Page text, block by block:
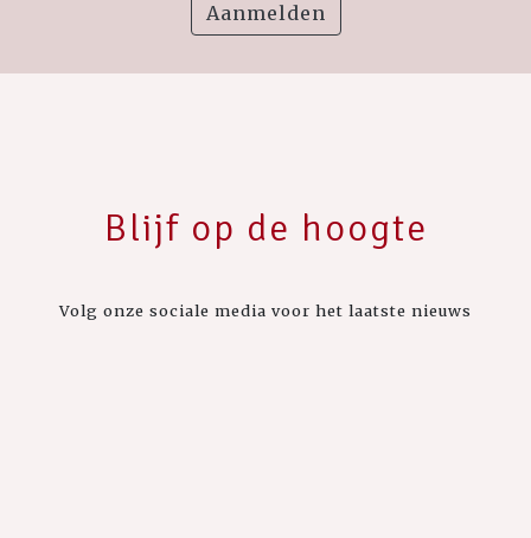
Aanmelden
Blijf op de hoogte
Volg onze sociale media voor het laatste nieuws